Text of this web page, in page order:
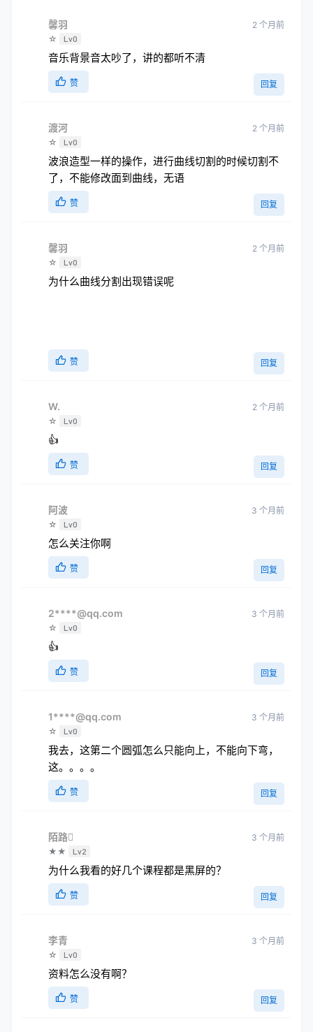
馨羽
☆ Lv0
2 个月前
音乐背景音太吵了，讲的都听不清
赞 回复
渡河
☆ Lv0
2 个月前
波浪造型一样的操作，进行曲线切割的时候切割不
了，不能修改面到曲线，无语
赞 回复
馨羽
☆ Lv0
2 个月前
为什么曲线分割出现错误呢
赞 回复
W.
☆ Lv0
2 个月前
👍
赞 回复
阿波
☆ Lv0
3 个月前
怎么关注你啊
赞 回复
2****@qq.com
☆ Lv0
3 个月前
👍
赞 回复
1****@qq.com
☆ Lv0
3 个月前
我去，这第二个圆弧怎么只能向上，不能向下弯，
这。。。。
赞 回复
陌路
★★ Lv2
3 个月前
为什么我看的好几个课程都是黑屏的？
赞 回复
李青
☆ Lv0
3 个月前
资料怎么没有啊？
赞 回复